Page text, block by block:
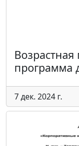
программа
7 дек. 2024 г.